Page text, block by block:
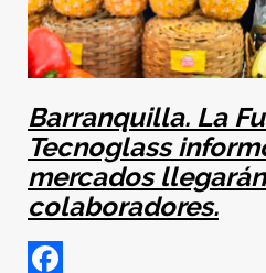
Barranquilla. La
Tecnoglass
mercados
colaboradores.